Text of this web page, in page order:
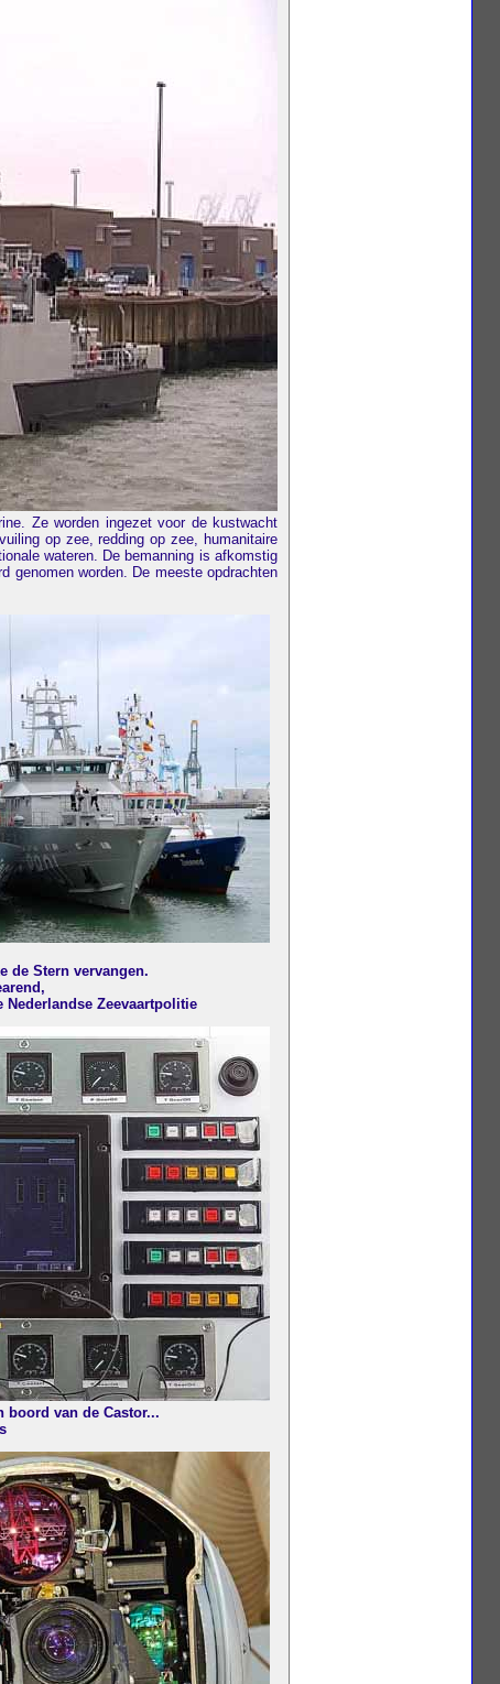
Ze worden ingezet voor de kustwacht
op zee, redding op zee, humanitaire
wateren. De bemanning is afkomstig
genomen worden. De meeste opdrachten
de Stern vervangen.
Zeevaartpolitie
boord van de Castor...